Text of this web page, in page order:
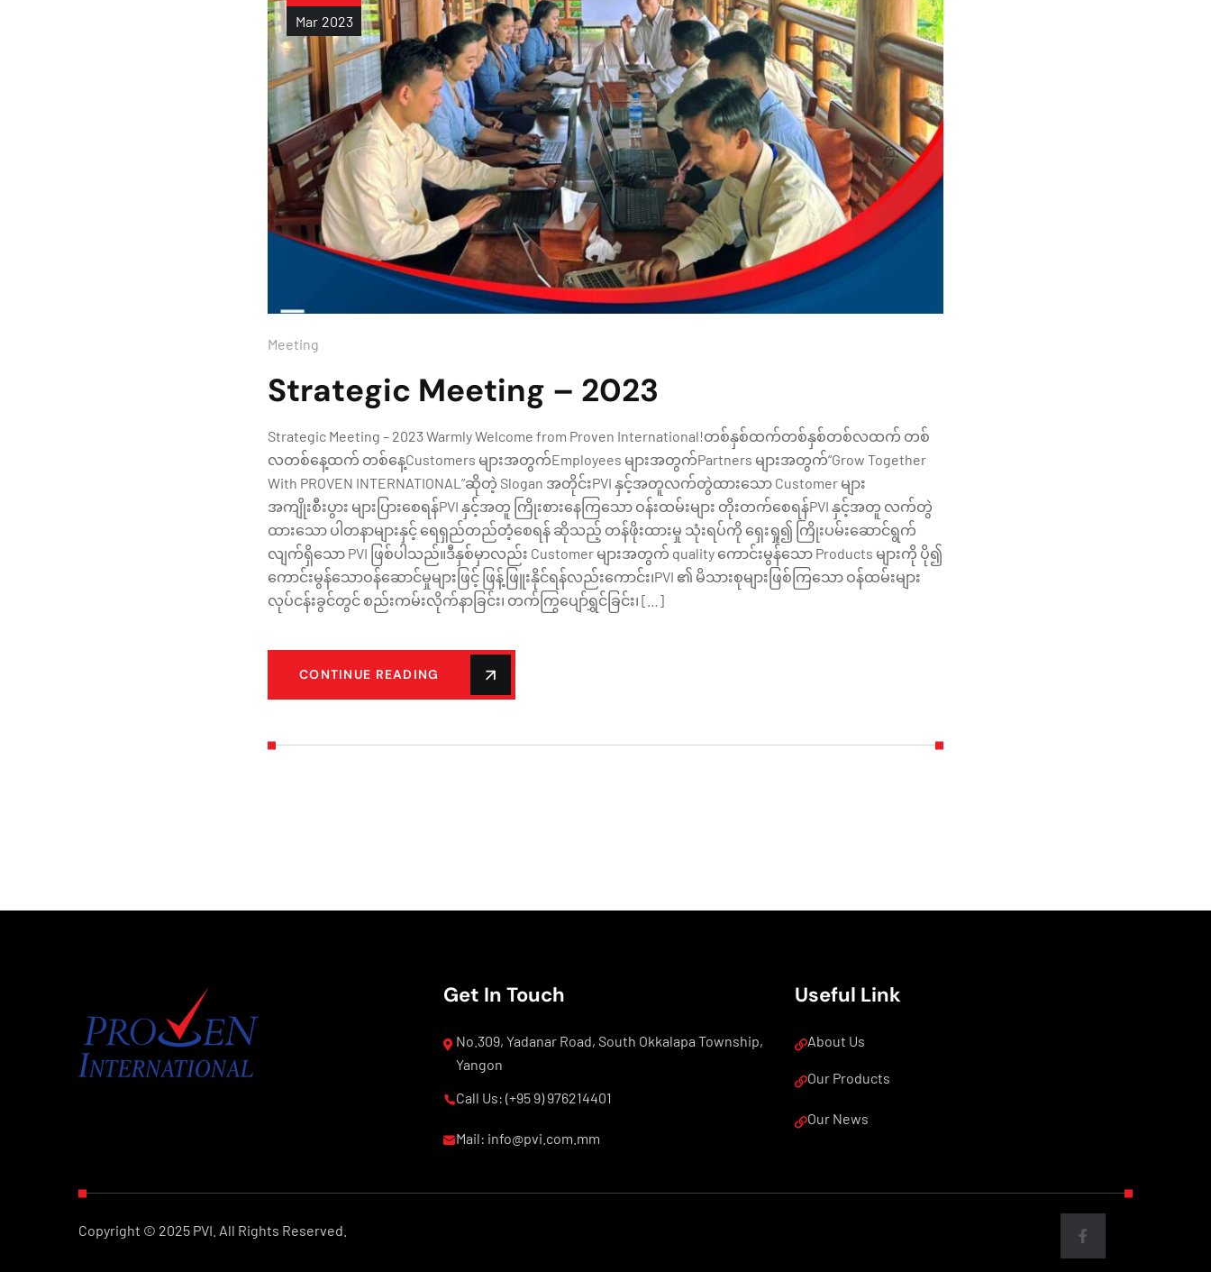
Mar 2023
Meeting
Strategic Meeting – 2023
Strategic Meeting – 2023 Warmly Welcome from Proven International!တစ်နှစ်ထက်တစ်နှစ်တစ်လထက် တစ်
လတစ်နေ့ထက် တစ်နေ့Customers များအတွက်Employees များအတွက်Partners များအတွက်“Grow Together
With PROVEN INTERNATIONAL”ဆိုတဲ့ Slogan အတိုင်းPVI နှင့်အတူလက်တွဲထားသော Customer များ
အကျိုးစီးပွား များပြားစေရန်PVI နှင့်အတူ ကြိုးစားနေကြသော ဝန်းထမ်းများ တိုးတက်စေရန်PVI နှင့်အတူ လက်တွဲ
ထားသော ပါတနာများနှင့် ရေရှည်တည်တံ့စေရန် ဆိုသည့် တန်ဖိုးထားမှု သုံးရပ်ကို ရှေးရှု၍ ကြိုးပမ်းဆောင်ရွက်
လျက်ရှိသော PVI ဖြစ်ပါသည်။ဒီနှစ်မှာလည်း Customer များအတွက် quality ကောင်းမွန်သော Products များကို ပို၍
ကောင်းမွန်သောဝန်ဆောင်မှုများဖြင့် ဖြန့်ဖြူးနိုင်ရန်လည်းကောင်း၊PVI ၏ မိသားစုများဖြစ်ကြသော ဝန်ထမ်းများ
လုပ်ငန်းခွင်တွင် စည်းကမ်းလိုက်နာခြင်း၊ တက်ကြွပျော်ရွှင်ခြင်း၊ […]
CONTINUE READING
Get In Touch
No.309, Yadanar Road, South Okkalapa Township,
Yangon
Call Us: (+95 9) 976214401
Mail: info@pvi.com.mm
Useful Link
About Us
Our Products
Our News
Copyright © 2025 PVI. All Rights Reserved.